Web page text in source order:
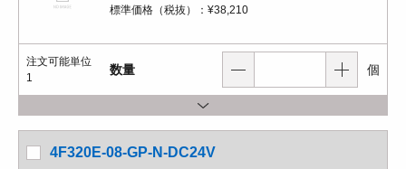
標準価格（税抜）： ¥38,210
注文可能単位
1
数量 個
4F320E-08-GP-N-DC24V